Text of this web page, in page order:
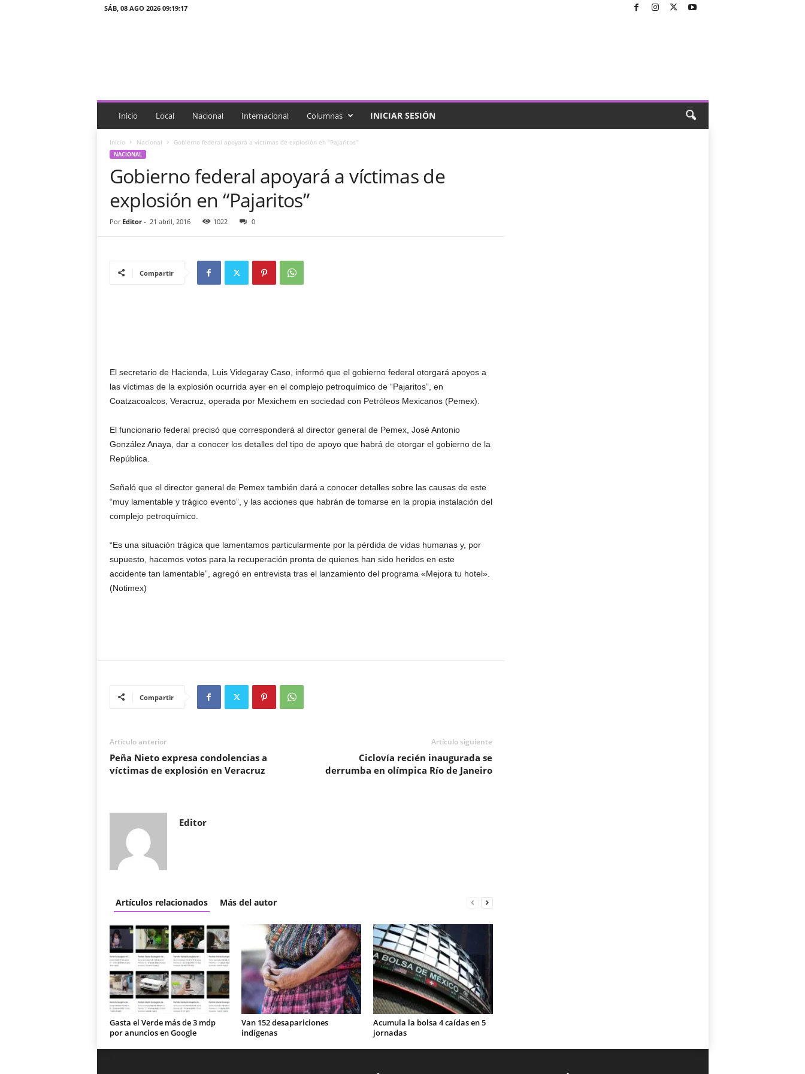
SÁB, 08 AGO 2026 09:19:17
c
a
Inicio Local Nacional Internacional Columnas INICIAR SESIÓN
Inicio Nacional Gobierno federal apoyará a víctimas de explosión en “Pajaritos”
NACIONAL
Gobierno federal apoyará a víctimas de
explosión en “Pajaritos”
Por Editor- 21 abril, 2016 1022 0
Compartir
El secretario de Hacienda, Luis Videgaray Caso, informó que el gobierno federal otorgará apoyos a
las víctimas de la explosión ocurrida ayer en el complejo petroquímico de “Pajaritos”, en
Coatzacoalcos, Veracruz, operada por Mexichem en sociedad con Petróleos Mexicanos (Pemex).
El funcionario federal precisó que corresponderá al director general de Pemex, José Antonio
González Anaya, dar a conocer los detalles del tipo de apoyo que habrá de otorgar el gobierno de la
República.
Señaló que el director general de Pemex también dará a conocer detalles sobre las causas de este
“muy lamentable y trágico evento”, y las acciones que habrán de tomarse en la propia instalación del
complejo petroquímico.
“Es una situación trágica que lamentamos particularmente por la pérdida de vidas humanas y, por
supuesto, hacemos votos para la recuperación pronta de quienes han sido heridos en este
accidente tan lamentable”, agregó en entrevista tras el lanzamiento del programa «Mejora tu hotel».
(Notimex)
Compartir
Artículo anterior
Peña Nieto expresa condolencias a
víctimas de explosión en Veracruz
Artículo siguiente
Ciclovía recién inaugurada se
derrumba en olímpica Río de Janeiro
Editor
Artículos relacionados Más del autor
Gasta el Verde más de 3 mdp
por anuncios en Google
Van 152 desapariciones
indígenas
Acumula la bolsa 4 caídas en 5
jornadas